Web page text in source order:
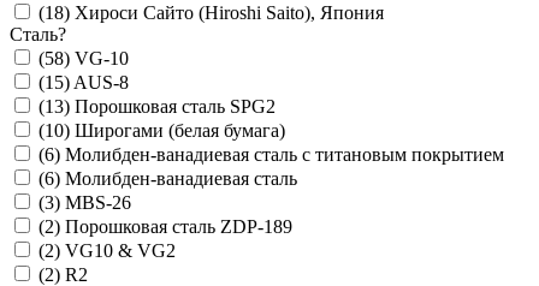
(18) Хироси Сайто (Hiroshi Saito), Япония
Сталь?
(58) VG-10
(15) AUS-8
(13) Порошковая сталь SPG2
(10) Широгами (белая бумага)
(6) Молибден-ванадиевая сталь с титановым покрытием
(6) Молибден-ванадиевая сталь
(3) MBS-26
(2) Порошковая сталь ZDP-189
(2) VG10 & VG2
(2) R2